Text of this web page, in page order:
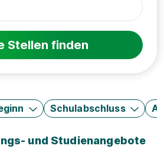
Stellen finden
Schulabschluss
und Studienangebote